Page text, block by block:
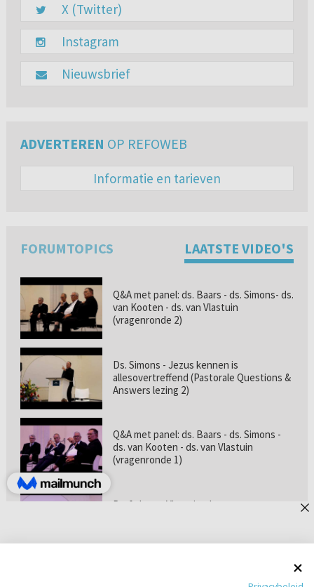
X (Twitter)
Instagram
Nieuwsbrief
ADVERTEREN OP REFOWEB
Informatie en tarieven
FORUMTOPICS LAATSTE VIDEO'S
Q&A met panel: ds. Baars - ds. Simons- ds.
van Kooten - ds. van Vlastuin
(vragenronde 2)
Ds. Simons - Jezus kennen is
allesovertreffend (Pastorale Questions &
Answers lezing 2)
Q&A met panel: ds. Baars - ds. Simons -
ds. van Kooten - ds. van Vlastuin
(vragenronde 1)
Prof. dr. van Vlastuin - Is